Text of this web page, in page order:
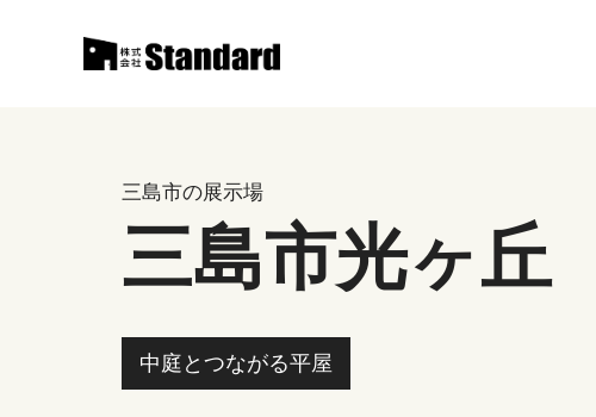
三島市の展示場
三島市光ヶ丘
中庭とつながる平屋